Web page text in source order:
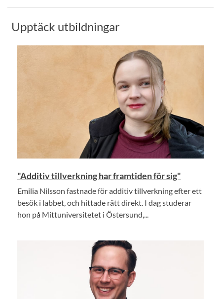
Upptäck utbildningar
"Additiv tillverkning har framtiden för sig"
Emilia Nilsson fastnade för additiv tillverkning efter ett
besök i labbet, och hittade rätt direkt. I dag studerar
hon på Mittuniversitetet i Östersund,...